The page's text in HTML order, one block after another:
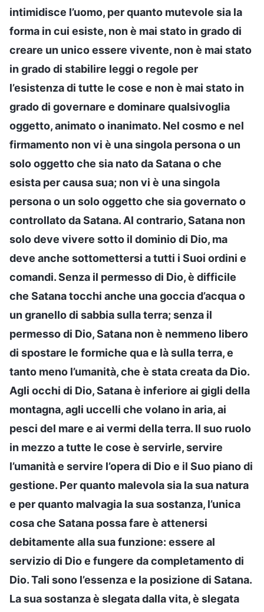
intimidisce l’uomo, per quanto mutevole sia la
forma in cui esiste, non è mai stato in grado di
creare un unico essere vivente, non è mai stato
in grado di stabilire leggi o regole per
l’esistenza di tutte le cose e non è mai stato in
grado di governare e dominare qualsivoglia
oggetto, animato o inanimato. Nel cosmo e nel
firmamento non vi è una singola persona o un
solo oggetto che sia nato da Satana o che
esista per causa sua; non vi è una singola
persona o un solo oggetto che sia governato o
controllato da Satana. Al contrario, Satana non
solo deve vivere sotto il dominio di Dio, ma
deve anche sottomettersi a tutti i Suoi ordini e
comandi. Senza il permesso di Dio, è difficile
che Satana tocchi anche una goccia d’acqua o
un granello di sabbia sulla terra; senza il
permesso di Dio, Satana non è nemmeno libero
di spostare le formiche qua e là sulla terra, e
tanto meno l’umanità, che è stata creata da Dio.
Agli occhi di Dio, Satana è inferiore ai gigli della
montagna, agli uccelli che volano in aria, ai
pesci del mare e ai vermi della terra. Il suo ruolo
in mezzo a tutte le cose è servirle, servire
l’umanità e servire l’opera di Dio e il Suo piano di
gestione. Per quanto malevola sia la sua natura
e per quanto malvagia la sua sostanza, l’unica
cosa che Satana possa fare è attenersi
debitamente alla sua funzione: essere al
servizio di Dio e fungere da completamento di
Dio. Tali sono l’essenza e la posizione di Satana.
La sua sostanza è slegata dalla vita, è slegata